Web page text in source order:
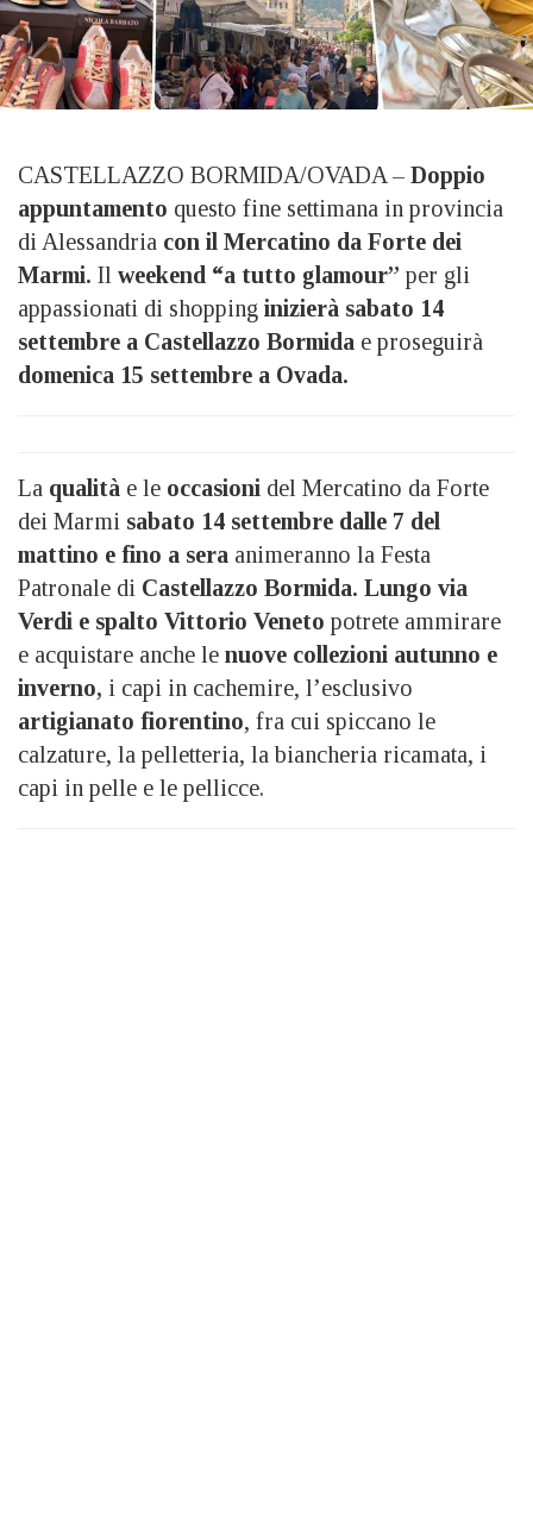
CASTELLAZZO BORMIDA/OVADA – Doppio
appuntamento questo fine settimana in provincia
di Alessandria con il Mercatino da Forte dei
Marmi. Il weekend “a tutto glamour” per gli
appassionati di shopping inizierà sabato 14
settembre a Castellazzo Bormida e proseguirà
domenica 15 settembre a Ovada.
La qualità e le occasioni del Mercatino da Forte
dei Marmi sabato 14 settembre dalle 7 del
mattino e fino a sera animeranno la Festa
Patronale di Castellazzo Bormida. Lungo via
Verdi e spalto Vittorio Veneto potrete ammirare
e acquistare anche le nuove collezioni autunno e
inverno, i capi in cachemire, l’esclusivo
artigianato fiorentino, fra cui spiccano le
calzature, la pelletteria, la biancheria ricamata, i
capi in pelle e le pellicce.